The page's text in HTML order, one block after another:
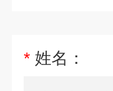
* 姓名：